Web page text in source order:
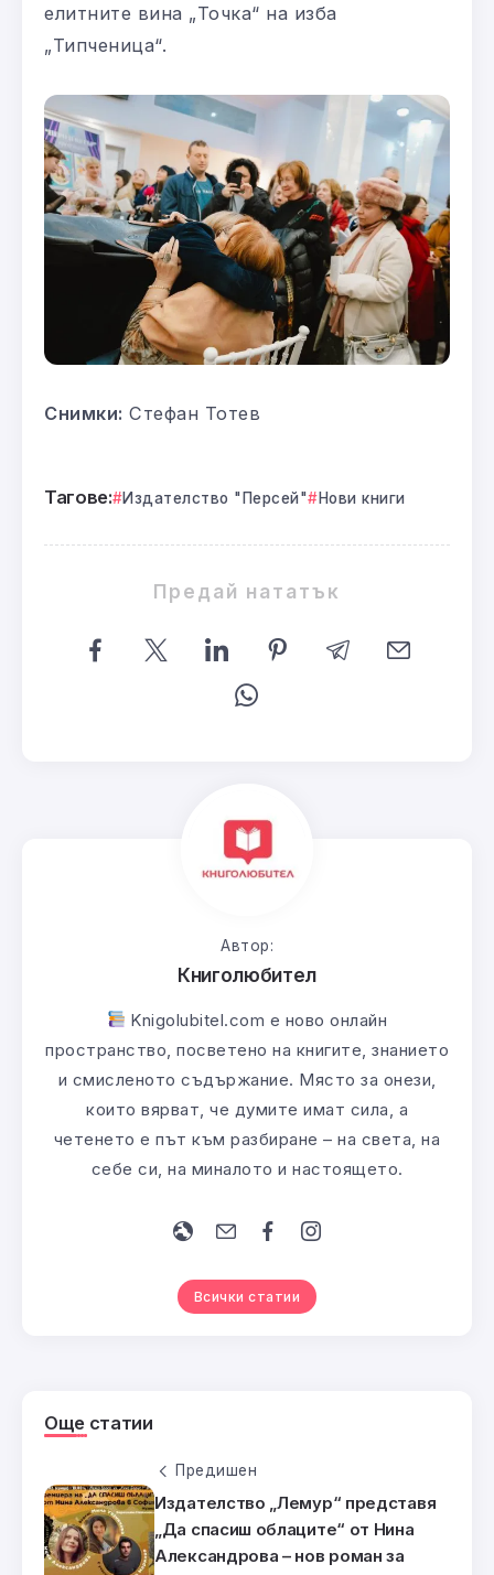
елитните вина „Точка“ на изба
„Типченица“.
Снимки: Стефан Тотев
Тагове: Издателство "Персей" Нови книги
Предай нататък
Автор:
Книголюбител
Knigolubitel.com е ново онлайн
пространство, посветено на книгите, знанието
и смисленото съдържание. Място за онези,
които вярват, че думите имат сила, а
четенето е път към разбиране – на света, на
себе си, на миналото и настоящето.
Всички статии
Още статии
Предишен
Издателство „Лемур“ представя
„Да спасиш облаците“ от Нина
Александрова – нов роман за